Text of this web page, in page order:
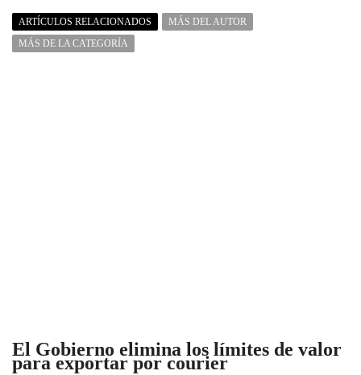
ARTÍCULOS RELACIONADOS
MÁS DEL AUTOR
MÁS DE LA CATEGORÍA
El Gobierno elimina los límites de valor
para exportar por courier